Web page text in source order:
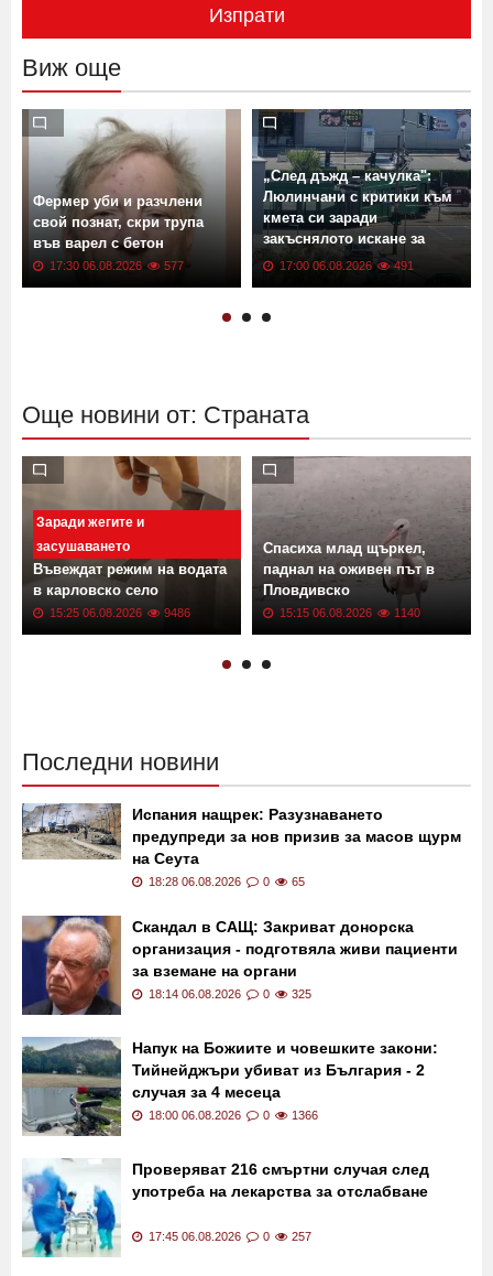
Изпрати
Виж още
Фермер уби и разчлени
свой познат, скри трупа
във варел с бетон
17:30 06.08.2026 577
„След дъжд – качулка":
Люлинчани с критики към
кмета си заради
закъснялото искане за
ремонт
17:00 06.08.2026 491
Още новини от: Страната
Заради жегите и
засушаването
Въвеждат режим на водата
в карловско село
15:25 06.08.2026 9486
Спасиха млад щъркел,
паднал на оживен път в
Пловдивско
15:15 06.08.2026 1140
Последни новини
Испания нащрек: Разузнаването
предупреди за нов призив за масов щурм
на Сеута
18:28 06.08.2026 0 65
Скандал в САЩ: Закриват донорска
организация - подготвяла живи пациенти
за вземане на органи
18:14 06.08.2026 0 325
Напук на Божиите и човешките закони:
Тийнейджъри убиват из България - 2
случая за 4 месеца
18:00 06.08.2026 0 1366
Проверяват 216 смъртни случая след
употреба на лекарства за отслабване
17:45 06.08.2026 0 257